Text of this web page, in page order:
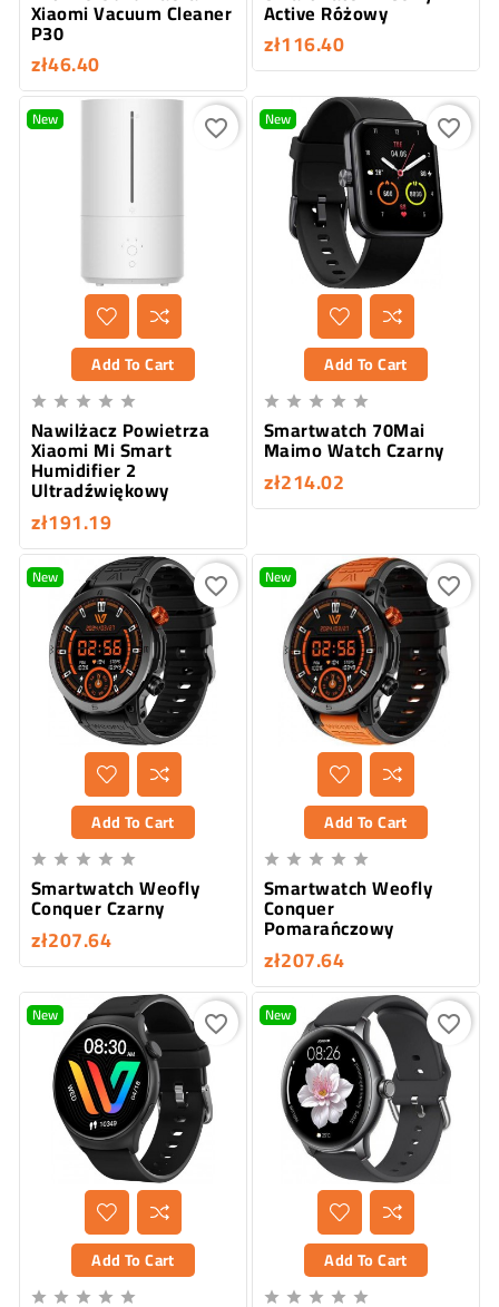
Xiaomi Vacuum Cleaner
P30
zł46.40
Active Różowy
zł116.40
New
Add To Cart
    
Nawilżacz Powietrza
Xiaomi Mi Smart
Humidifier 2
Ultradźwiękowy
zł191.19
favorite_border New
Add To Cart
    
Smartwatch 70Mai
Maimo Watch Czarny
zł214.02
favorite_border
New
Add To Cart
    
Smartwatch Weofly
Conquer Czarny
zł207.64
favorite_border New
Add To Cart
    
Smartwatch Weofly
Conquer
Pomarańczowy
zł207.64
favorite_border
New
Add To Cart
    
favorite_border New
Add To Cart
    
favorite_border